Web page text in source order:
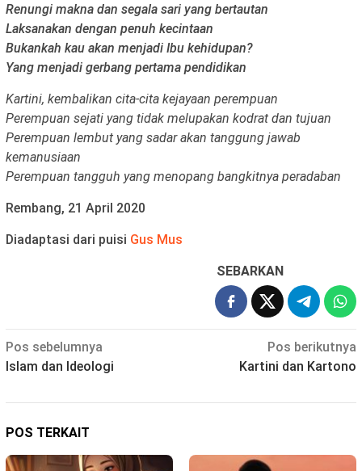
Renungi makna dan segala sari yang bertautan
Laksanakan dengan penuh kecintaan
Bukankah kau akan menjadi Ibu kehidupan?
Yang menjadi gerbang pertama pendidikan
Kartini, kembalikan cita-cita kejayaan perempuan
Perempuan sejati yang tidak melupakan kodrat dan tujuan
Perempuan lembut yang sadar akan tanggung jawab
kemanusiaan
Perempuan tangguh yang menopang bangkitnya peradaban
Rembang, 21 April 2020
Diadaptasi dari puisi Gus Mus
SEBARKAN
Navigasi
pos
Pos sebelumnya
Islam dan Ideologi
Pos berikutnya
Kartini dan Kartono
POS TERKAIT